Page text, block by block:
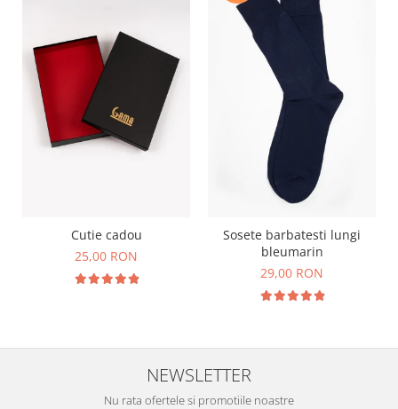
Cutie cadou
25,00 RON
Sosete barbatesti lungi
bleumarin
29,00 RON
NEWSLETTER
Nu rata ofertele si promotiile noastre